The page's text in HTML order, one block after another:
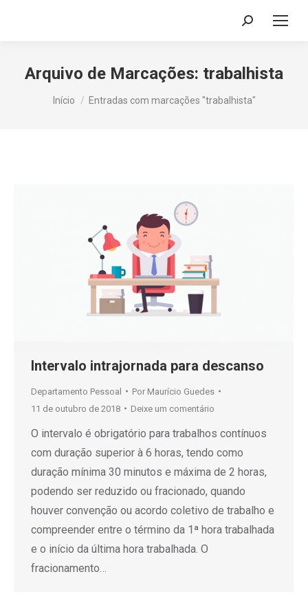
Search:
Arquivo de Marcações: trabalhista
Você está aqui:
Início Entradas com marcações "trabalhista"
Intervalo intrajornada para descanso
Departamento Pessoal Por Maurício Guedes
11 de outubro de 2018
Deixe um comentário
O intervalo é obrigatório para trabalhos contínuos
com duração superior à 6 horas, tendo como
duração mínima 30 minutos e máxima de 2 horas,
podendo ser reduzido ou fracionado, quando
houver convenção ou acordo coletivo de trabalho e
compreender entre o término da 1ª hora trabalhada
e o início da última hora trabalhada. O
fracionamento…